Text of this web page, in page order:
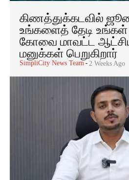
கிணத்துக்கடவில்
உங்களைத் தேடி உங்கள்
கோவை மாவட்ட
மனுக்கள் பெறுகிறார்
SimpliCity News Team - 2 Weeks Ago